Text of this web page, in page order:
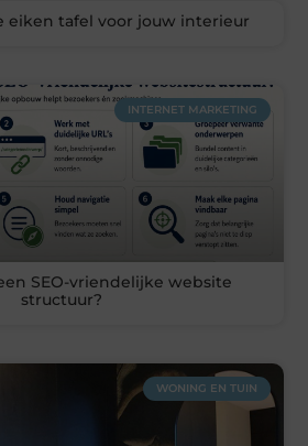
eiken tafel voor jouw interieur
INTERNET MARKETING
SEO-vriendelijke website
structuur?
WONING EN TUIN